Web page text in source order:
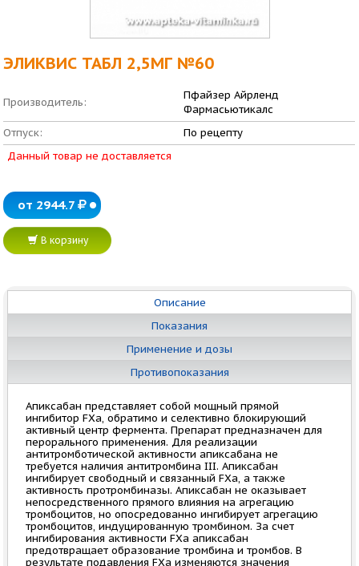
ЭЛИКВИС ТАБЛ 2,5МГ №60
Производитель:
Пфайзер Айрленд
Фармасьютикалс
Отпуск:
По рецепту
Данный товар не доставляется
от 2944.7
В корзину
Описание
Показания
Применение и дозы
Противопоказания
Апиксабан представляет собой мощный прямой
ингибитор FXa, обратимо и селективно блокирующий
активный центр фермента. Препарат предназначен для
перорального применения. Для реализации
антитромботической активности апиксабана не
требуется наличия антитромбина III. Апиксабан
ингибирует свободный и связанный FXa, а также
активность протромбиназы. Апиксабан не оказывает
непосредственного прямого влияния на агрегацию
тромбоцитов, но опосредованно ингибирует агрегацию
тромбоцитов, индуцированную тромбином. За счет
ингибирования активности FXa апиксабан
предотвращает образование тромбина и тромбов. В
результате подавления FXa изменяются значения